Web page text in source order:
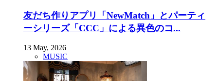
友だち作りアプリ「NewMatch」とパーティ
ーシリーズ「CCC」による異色のコ...
13 May, 2026
MUSIC